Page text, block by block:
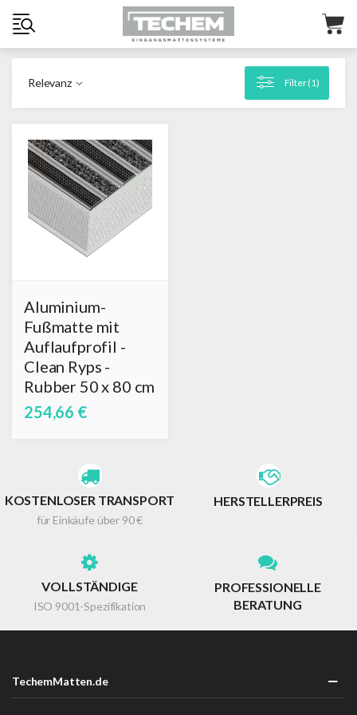
Relevanz Filter (1)
Aluminium-
Fußmatte mit
Auflaufprofil -
Clean Ryps -
Rubber 50 x 80 cm
254,66 €
KOSTENLOSER TRANSPORT
für Einkäufe über 90 €
HERSTELLERPREIS
VOLLSTÄNDIGE
ISO 9001-Spezifikation
PROFESSIONELLE
BERATUNG
TechemMatten.de